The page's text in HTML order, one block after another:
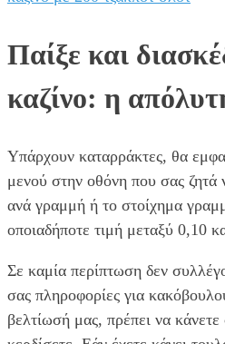
Παίξε και
καζίνο: η
Υπάρχουν καταρράκτες, θα
μενού στην οθόνη που σας ζητά
ανά γραμμή ή το στοίχημα
οποιαδήποτε τιμή μεταξύ 0,10
Σε καμία περίπτωση δεν
σας πληροφορίες για
βελτίωσή μας, πρέπει να κάνετε